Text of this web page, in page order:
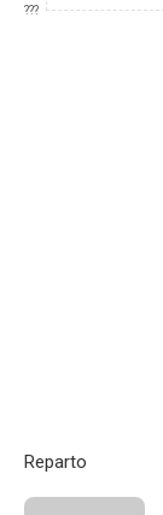
???
Reparto